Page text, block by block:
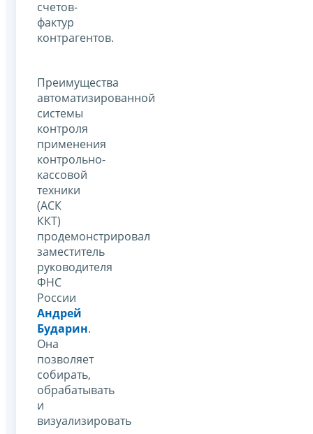
счетов-
фактур
контрагентов.
Преимущества
автоматизированной
системы
контроля
применения
контрольно-
кассовой
техники
(АСК
ККТ)
продемонстрировал
заместитель
руководителя
ФНС
России
Андрей
Бударин.
Она
позволяет
собирать,
обрабатывать
и
визуализировать